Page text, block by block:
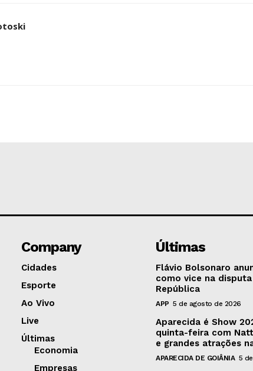
Company
Cidades
Esporte
Ao Vivo
Live
Últimas
Economia
Empresas
Últimas
Flávio Bolsonaro
como vice na
República
APP 5 de agosto de 2026
Aparecida é Show
quinta-feira com
e grandes atrações
APARECIDA DE GOIÂNIA 5